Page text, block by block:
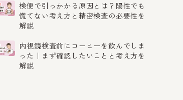
検便で引っかかる原因とは？陽性でも
慌てない考え方と精密検査の必要性を
解説
内視鏡検査前にコーヒーを飲んでしま
った｜まず確認したいことと考え方を
解説